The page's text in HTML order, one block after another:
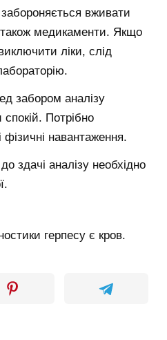
вживати
медикаменти. Якщо
ліки, слід
забором аналізу
спокій. Потрібно
навантаження.
здачі аналізу необхідно
герпесу є кров.